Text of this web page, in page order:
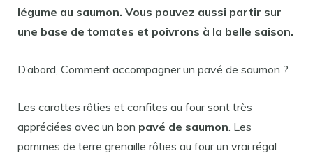
légume au saumon. Vous pouvez aussi partir sur
une base de tomates et poivrons à la belle saison.
D’abord, Comment accompagner un pavé de saumon ?
Les carottes rôties et confites au four sont très
appréciées avec un bon pavé de saumon. Les
pommes de terre grenaille rôties au four un vrai régal